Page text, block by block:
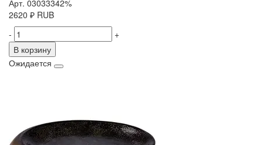
Арт. 03033342%
2620 ₽ RUB
-
+
В корзину
Ожидается